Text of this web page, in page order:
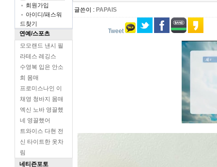
회원가입
아이디/패스워
드찾기
연예/스포츠
모모랜드 낸시 필
라테스 레깅스
수영복 입은 안소
희 몸매
프로미스나인 이
채영 청바지 몸매
엑신 노바 영끌했
네 영끌했어
트와이스 다현 전
신 타이트한 옷차
림
네티즌포토
글쓴이 : PAPAIS
Tweet